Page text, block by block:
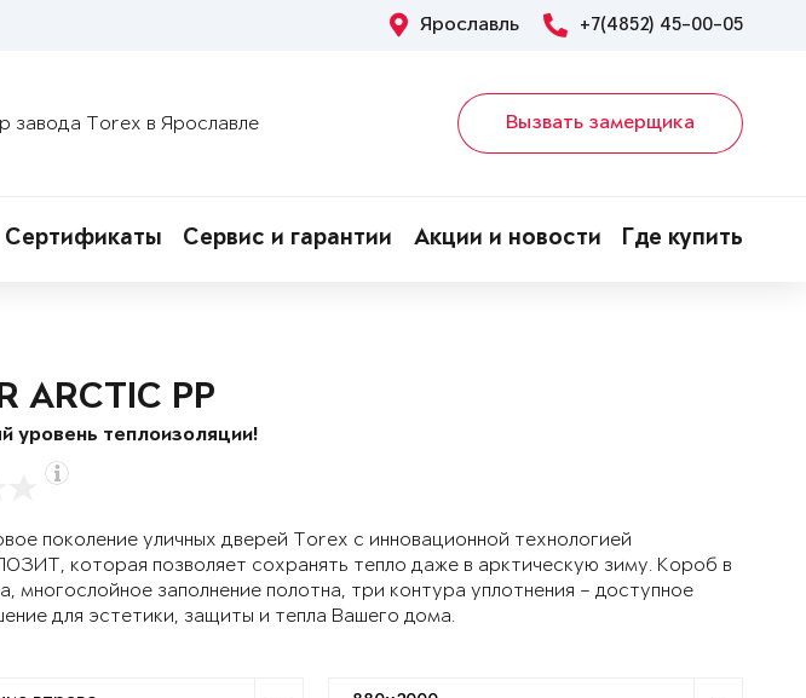
Ярославль +7(4852) 45-00-05
завода Torex в Ярославле Вызвать замерщика
Сертификаты Сервис и гарантии Акции и новости Где купить
ARCTIC PP
уровень теплоизоляции!
поколение уличных дверей Torex с инновационной технологией
которая позволяет сохранять тепло даже в арктическую зиму. Короб в
многослойное заполнение полотна, три контура уплотнения – доступное
для эстетики, защиты и тепла Вашего дома.